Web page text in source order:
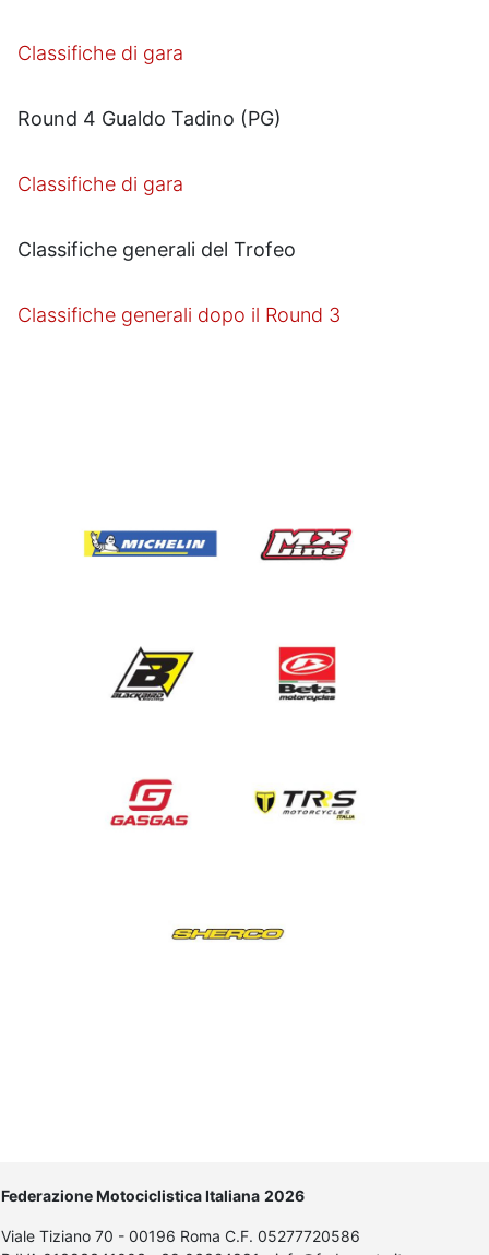
Classifiche di gara
Round 4 Gualdo Tadino (PG)
Classifiche di gara
Classifiche generali del Trofeo
Classifiche generali dopo il Round 3
Federazione Motociclistica Italiana 2026
Viale Tiziano 70 - 00196 Roma C.F. 05277720586